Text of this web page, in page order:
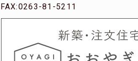
FAX:0263-81-5211